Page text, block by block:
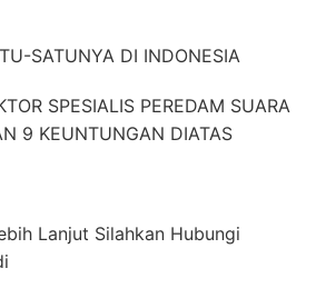
SATUNYA DI INDONESIA
SPESIALIS PEREDAM SUARA
9 KEUNTUNGAN DIATAS
Lanjut Silahkan Hubungi